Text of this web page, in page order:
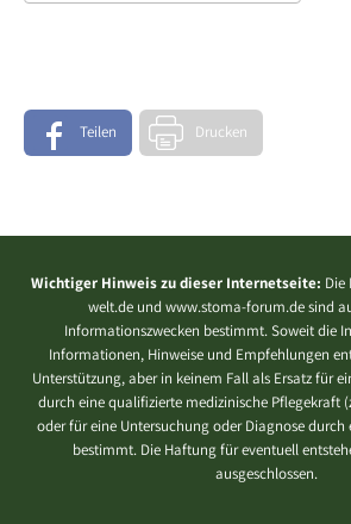
Teilen Drucken
Wichtiger Hinweis zu dieser Internetseite:
welt.de und www.stoma-forum.de sind
Informationszwecken bestimmt. Soweit die
Informationen, Hinweise und Empfehlungen
Unterstützung, aber in keinem Fall als Ersatz für
durch eine qualifizierte medizinische Pflegekraft
oder für eine Untersuchung oder Diagnose
bestimmt. Die Haftung für eventuell
ausgeschlossen.